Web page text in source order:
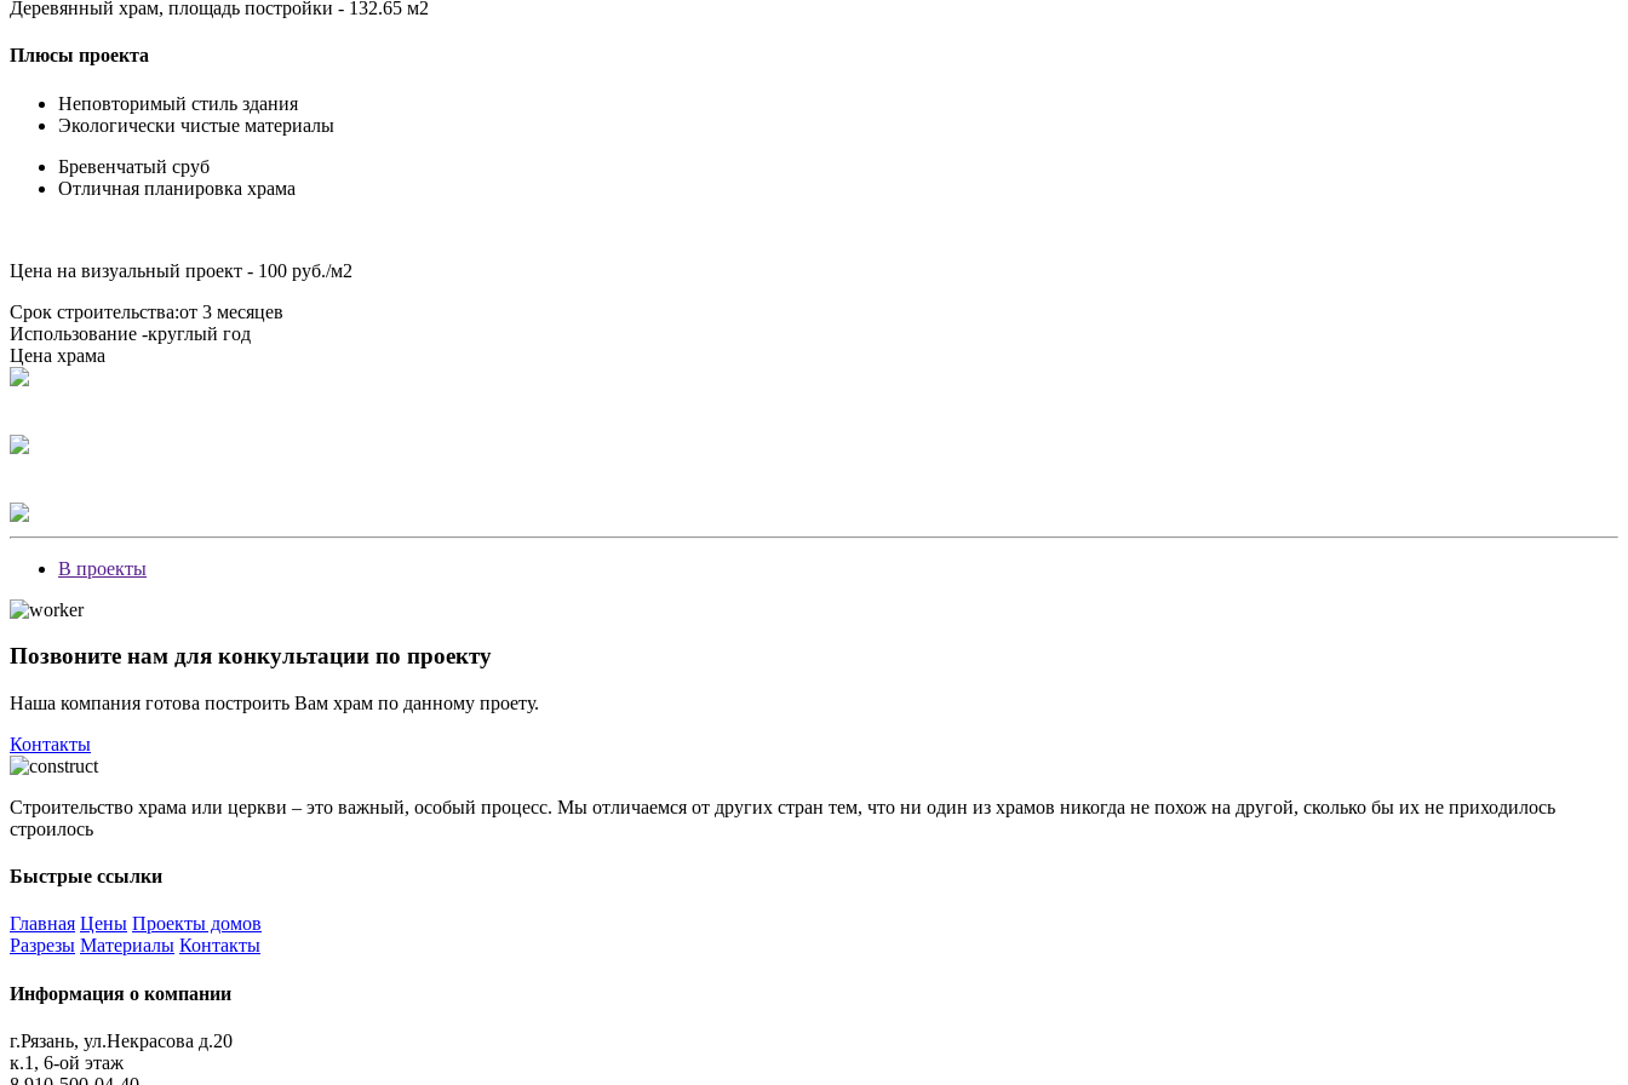
Деревянный храм, площадь постройки - 132.65 м2
Плюсы проекта
Неповторимый стиль здания
Экологически чистые материалы
Бревенчатый сруб
Отличная планировка храма
Цена на визуальный проект - 100 руб./м2
Срок строительства:от 3 месяцев
Использование -круглый год
Цена храма
В проекты
Позвоните нам для конкультации по проекту
Наша компания готова построить Вам храм по данному проету.
Контакты
Строительство храма или церкви – это важный, особый процесс. Мы отличаемся от других стран тем, что ни один из храмов никогда не похож на другой, сколько бы их не приходилось
строилось
Быстрые ссылки
Главная Цены Проекты домов
Разрезы Материалы Контакты
Информация о компании
г.Рязань, ул.Некрасова д.20
к.1, 6-ой этаж